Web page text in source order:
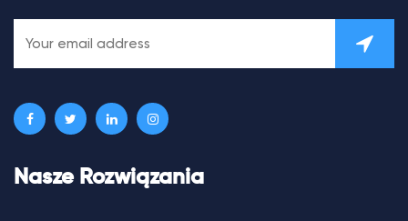
Nasze Rozwiązania